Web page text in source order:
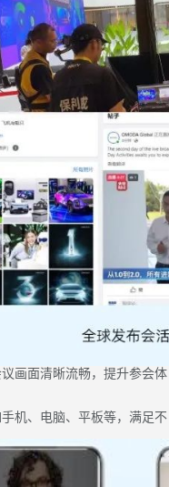
画面清晰流畅，提升参会体
机、电脑、平板等，满足不